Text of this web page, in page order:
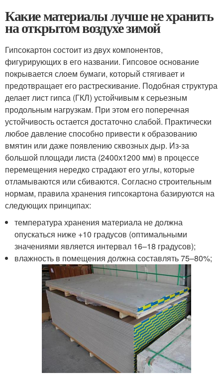
Какие материалы лучше не хранить
на открытом воздухе зимой
Гипсокартон состоит из двух компонентов,
фигурирующих в его названии. Гипсовое основание
покрывается слоем бумаги, который стягивает и
предотвращает его растрескивание. Подобная структура
делает лист гипса (ГКЛ) устойчивым к серьезным
продольным нагрузкам. При этом его поперечная
устойчивость остается достаточно слабой. Практически
любое давление способно привести к образованию
вмятин или даже появлению сквозных дыр. Из-за
большой площади листа (2400х1200 мм) в процессе
перемещения нередко страдают его углы, которые
отламываются или сбиваются. Согласно строительным
нормам, правила хранения гипсокартона базируются на
следующих принципах:
температура хранения материала не должна
опускаться ниже +10 градусов (оптимальными
значениями является интервал 16–18 градусов);
влажность в помещения должна составлять 75–80%;